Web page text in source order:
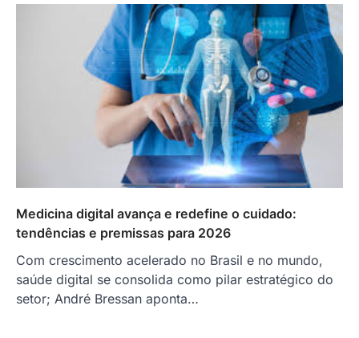
Medicina digital avança e redefine o cuidado:
tendências e premissas para 2026
Com crescimento acelerado no Brasil e no mundo,
saúde digital se consolida como pilar estratégico do
setor; André Bressan aponta…